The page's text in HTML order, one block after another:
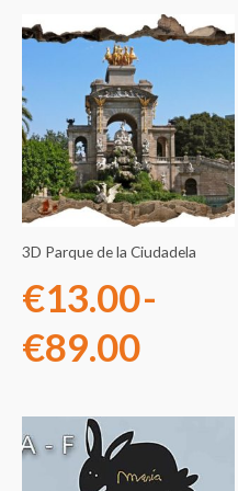
3D Parque de la Ciudadela
€13.00-
€89.00
Rango
de
desde
hasta
€89.00
Rango